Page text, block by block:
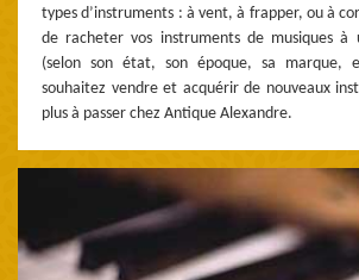
types d’instruments : à vent, à frapper, ou à
de racheter vos instruments de musiques à
(selon son état, son époque, sa marque,
souhaitez vendre et acquérir de nouveaux
plus à passer chez Antique Alexandre.